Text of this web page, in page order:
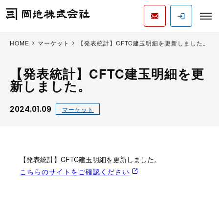
HOME マーケット 【発表統計】CFTC建玉明細を更新しました。
【発表統計】CFTC建玉明細を更
新しました。
2024.01.09 マーケット
【発表統計】CFTC建玉明細を更新しました。
こちらのサイトをご確認ください